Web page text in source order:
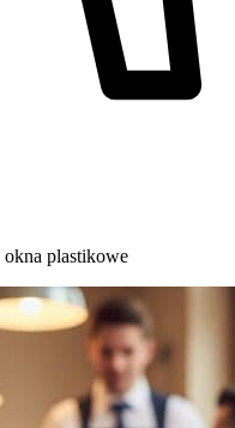
okna plastikowe